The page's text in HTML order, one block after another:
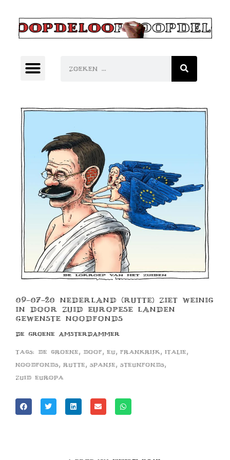
09-07-20 NEDERLAND (RUTTE) ZIET WEINIG
IN DOOR ZUID EUROPESE LANDEN
GEWENSTE NOODFONDS
DE GROENE AMSTERDAMMER
Tags: de groene, doof, eu, frankrijk, italie,
noodfonds, rutte, spanje, steunfonds,
zuid europa